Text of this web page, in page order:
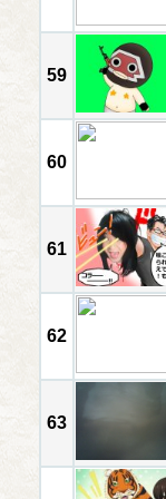
59
60
61
62
63